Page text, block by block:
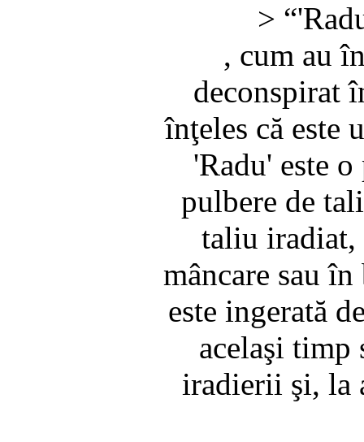
>
, cum au
deconspirat
înţeles că este
'Radu' este
pulbere de
taliu iradiat,
mâncare sau
este ingerată
acelaşi timp
iradierii şi, la